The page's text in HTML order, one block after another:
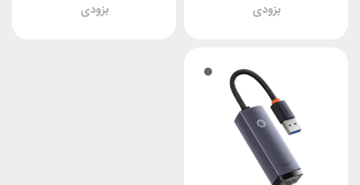
بزودی
بزودی